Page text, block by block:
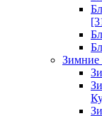
Зимние